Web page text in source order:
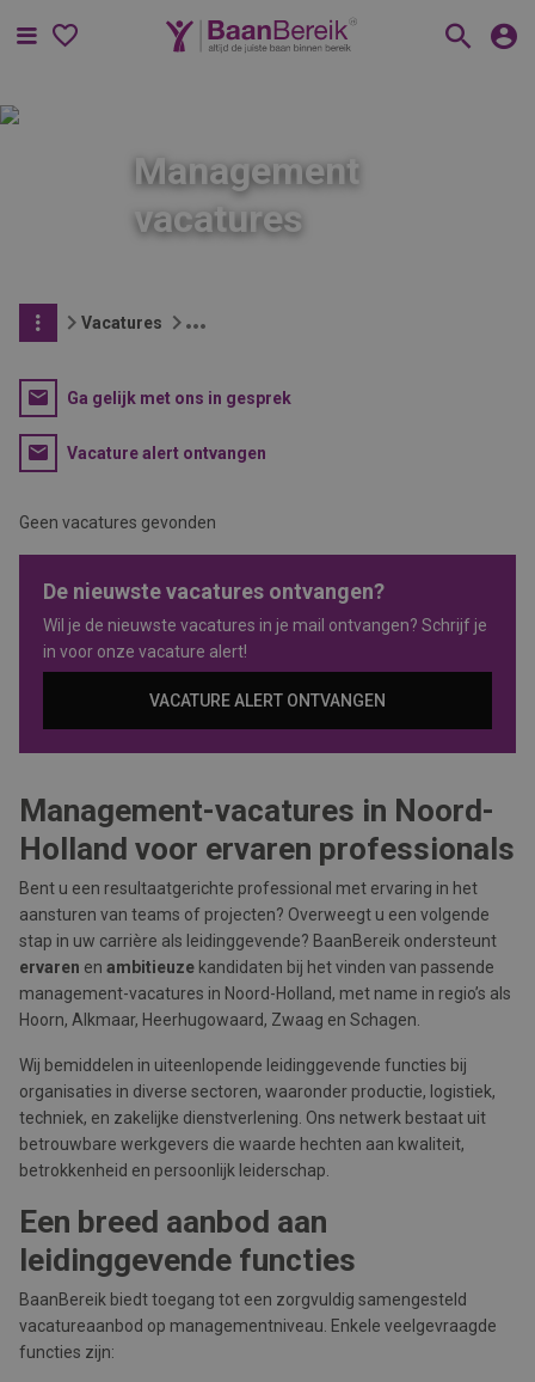
Menu
Management
vacatures
Vacatures
Ga gelijk met ons in gesprek
Vacature alert ontvangen
Geen vacatures gevonden
De nieuwste vacatures ontvangen?
Wil je de nieuwste vacatures in je mail ontvangen? Schrijf je
in voor onze vacature alert!
VACATURE ALERT ONTVANGEN
Management-vacatures in Noord-
Holland voor ervaren professionals
Bent u een resultaatgerichte professional met ervaring in het
aansturen van teams of projecten? Overweegt u een volgende
stap in uw carrière als leidinggevende? BaanBereik ondersteunt
ervaren en ambitieuze kandidaten bij het vinden van passende
management-vacatures in Noord-Holland, met name in regio’s als
Hoorn, Alkmaar, Heerhugowaard, Zwaag en Schagen.
Wij bemiddelen in uiteenlopende leidinggevende functies bij
organisaties in diverse sectoren, waaronder productie, logistiek,
techniek, en zakelijke dienstverlening. Ons netwerk bestaat uit
betrouwbare werkgevers die waarde hechten aan kwaliteit,
betrokkenheid en persoonlijk leiderschap.
Een breed aanbod aan
leidinggevende functies
BaanBereik biedt toegang tot een zorgvuldig samengesteld
vacatureaanbod op managementniveau. Enkele veelgevraagde
functies zijn: